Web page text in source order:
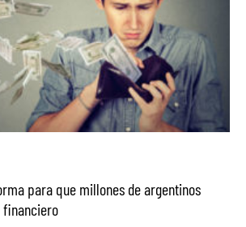
para que millones de argentinos
financiero